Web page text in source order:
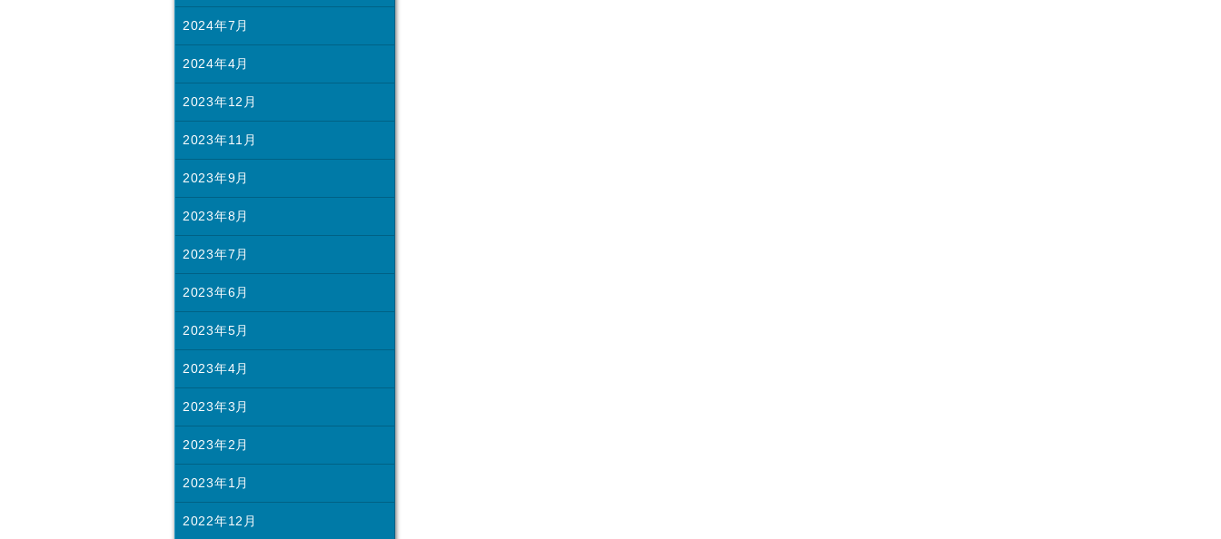
2024年7月
2024年4月
2023年12月
2023年11月
2023年9月
2023年8月
2023年7月
2023年6月
2023年5月
2023年4月
2023年3月
2023年2月
2023年1月
2022年12月